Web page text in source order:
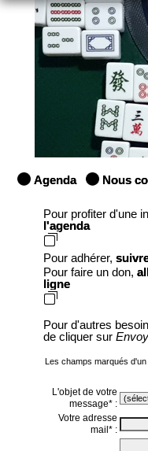
Agenda Nous
Pour profiter d'une
l'agenda
Pour adhérer,
Pour faire un don,
ligne
Pour d'autres
de cliquer sur
Les champs marqués
L'objet de votre
message* :
Votre adresse
mail* :